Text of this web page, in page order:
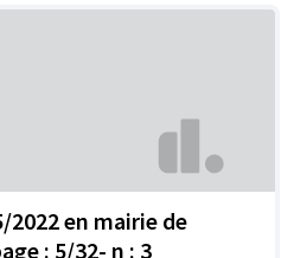
2022 en mairie de
: 5/32- n : 3